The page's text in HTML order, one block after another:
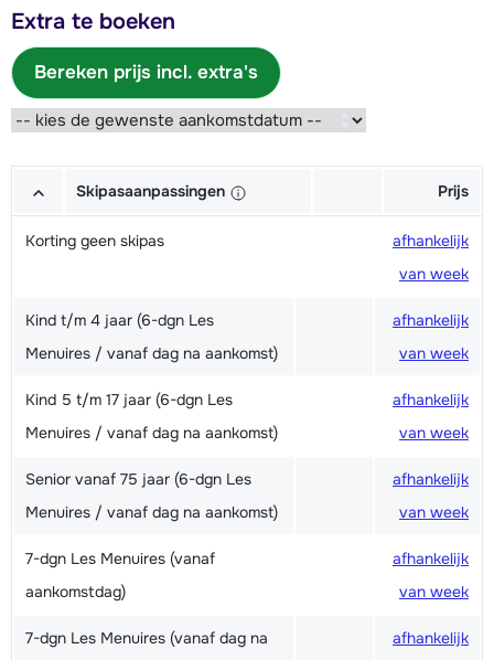
Extra te boeken
Bereken prijs incl. extra's
Skipasaanpassingen Prijs
Korting geen skipas
afhankelijk
van week
Kind t/m 4 jaar (6-dgn Les
Menuires / vanaf dag na aankomst)
afhankelijk
van week
Kind 5 t/m 17 jaar (6-dgn Les
Menuires / vanaf dag na aankomst)
afhankelijk
van week
Senior vanaf 75 jaar (6-dgn Les
Menuires / vanaf dag na aankomst)
afhankelijk
van week
7-dgn Les Menuires (vanaf
aankomstdag)
afhankelijk
van week
7-dgn Les Menuires (vanaf dag na
afhankelijk